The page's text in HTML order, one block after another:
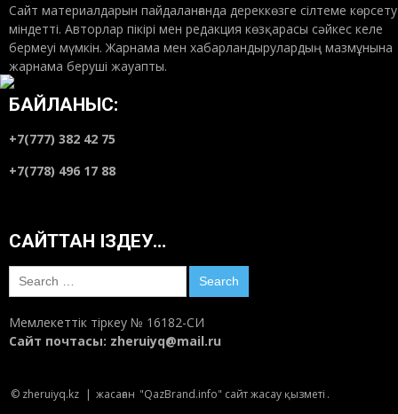
Сайт материалдарын пайдаланғанда дереккөзге сілтеме көрсету
міндетті. Авторлар пікірі мен редакция көзқарасы сәйкес келе
бермеуі мүмкін. Жарнама мен хабарландырулардың мазмұнына
жарнама беруші жауапты.
БАЙЛАНЫС:
+7(777) 382 42 75
+7(778) 496 17 88
САЙТТАН ІЗДЕУ…
Search
for:
Мемлекеттік тіркеу № 16182-СИ
Сайт почтасы: zheruiyq@mail.ru
© zheruiyq.kz | жасаған "QazBrand.info" сайт жасау қызметі .